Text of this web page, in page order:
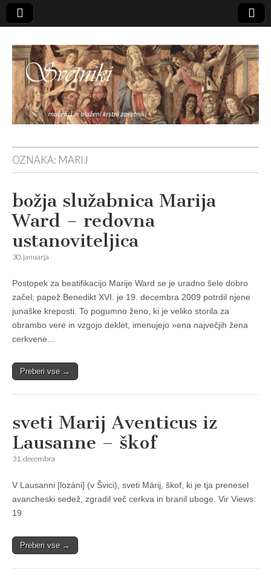
Svetniki,
mučenci in
blaženi
OZNAKA: MARIJ
božja služabnica Marija
Ward – redovna
ustanoviteljica
30. januarja
Postopek za beatifikacijo Marije Ward se je uradno šele dobro
začel; papež Benedikt XVI. je 19. decembra 2009 potrdil njene
junaške kreposti. To pogumno ženo, ki je veliko storila za
obrambo vere in vzgojo deklet, imenujejo »ena največjih žena
cerkvene…
Preberi vse →
sveti Marij Aventicus iz
Lausanne – škof
31. decembra
V Lausanni [lozáni] (v Švici), sveti Márij, škof, ki je tja prenesel
avancheski sedež, zgradil več cerkva in branil uboge. Vir Views:
19
Preberi vse →